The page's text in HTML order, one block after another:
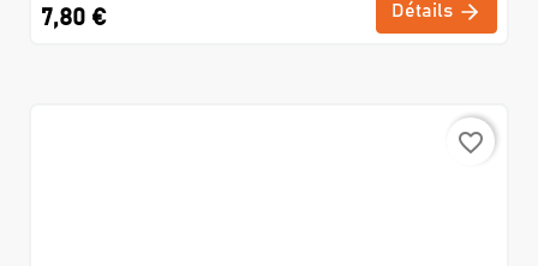
7,80 € Détails
favorite_border